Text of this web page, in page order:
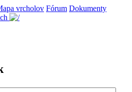
vrcholov Fórum Dokumenty